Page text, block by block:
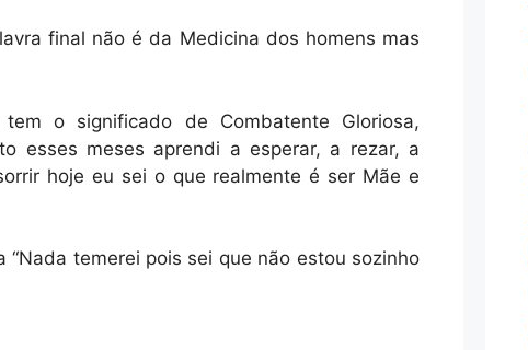
final não é da Medicina dos homens mas
o significado de Combatente Gloriosa,
esses meses aprendi a esperar, a rezar, a
hoje eu sei o que realmente é ser Mãe e
“Nada temerei pois sei que não estou sozinho